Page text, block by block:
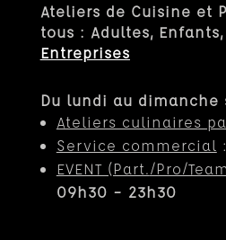
Ateliers de Cuisine et
tous : Adultes,
Entreprises
Du lundi au dimanche
Ateliers culinaires
Service commercial :
EVENT (Part./Pro/
09h30 – 23h30